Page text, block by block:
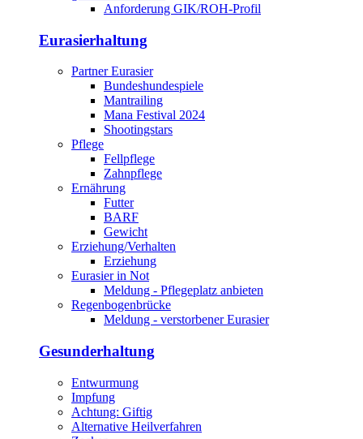
Anforderung GIK/ROH-Profil
Eurasierhaltung
Partner Eurasier
Bundeshundespiele
Mantrailing
Mana Festival 2024
Shootingstars
Pflege
Fellpflege
Zahnpflege
Ernährung
Futter
BARF
Gewicht
Erziehung/Verhalten
Erziehung
Eurasier in Not
Meldung - Pflegeplatz anbieten
Regenbogenbrücke
Meldung - verstorbener Eurasier
Gesunderhaltung
Entwurmung
Impfung
Achtung: Giftig
Alternative Heilverfahren